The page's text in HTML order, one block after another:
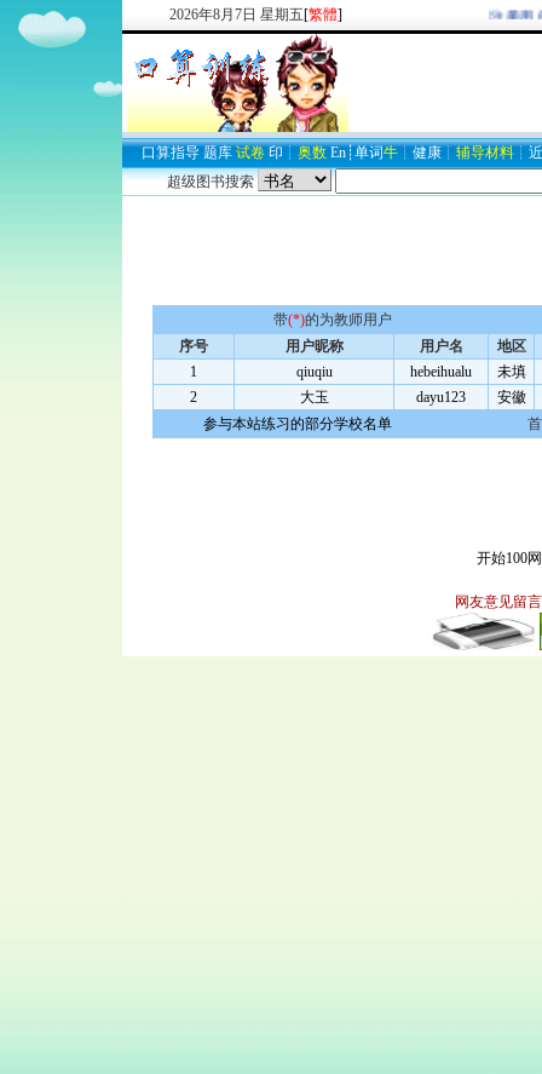
2026年8月 7日 星期五[繁體] 欢迎新注册用
口算指导 题库 试卷 印 ┊ 奥数 En ┊ 单词牛 ┊ 健康 ┊ 辅导材料 ┊
超级图书搜索
带(*)的为教师用户
序号
用户昵称 用户名
地区
1
qiuqiu hebeihualu
未填
2
大玉 dayu123
安徽
参与本站练习的部分学校名单
开始100
网友意见留